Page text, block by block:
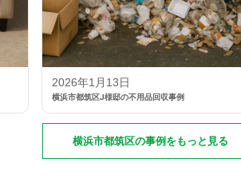
2026年1月13日
横浜市都筑区J様邸の不用品回収事例
横浜市都筑区の事例をもっと見る